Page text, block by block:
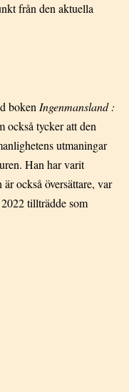
från den aktuella
boken Ingenmansland :
också tycker att den
utmaningar
Han har varit
också översättare, var
tillträdde som